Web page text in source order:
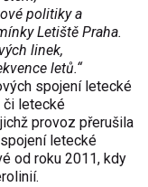
politiky a
Letiště Praha.
linek,
letů.“
spojení letecké
či letecké
provoz přerušila
letecké
od roku 2011, kdy